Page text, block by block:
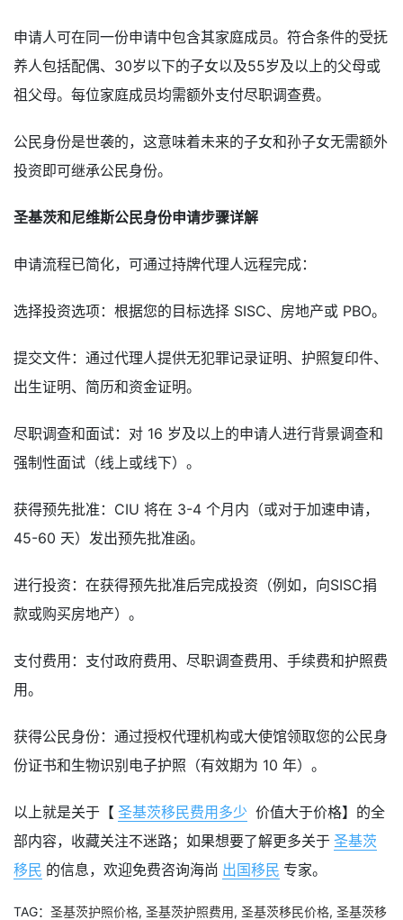
申请人可在同一份申请中包含其家庭成员。符合条件的受抚
养人包括配偶、30岁以下的子女以及55岁及以上的父母或
祖父母。每位家庭成员均需额外支付尽职调查费。
公民身份是世袭的，这意味着未来的子女和孙子女无需额外
投资即可继承公民身份。
圣基茨和尼维斯公民身份申请步骤详解
申请流程已简化，可通过持牌代理人远程完成：
选择投资选项：根据您的目标选择 SISC、房地产或 PBO。
提交文件：通过代理人提供无犯罪记录证明、护照复印件、
出生证明、简历和资金证明。
尽职调查和面试：对 16 岁及以上的申请人进行背景调查和
强制性面试（线上或线下）。
获得预先批准：CIU 将在 3-4 个月内（​​或对于加速申请，
45-60 天）发出预先批准函。
进行投资：在获得预先批准后完成投资（例如，向SISC捐
款或购买房地产）。
支付费用：支付政府费用、尽职调查费用、手续费和护照费
用。
获得公民身份：通过授权代理机构或大使馆领取您的公民身
份证书和生物识别电子护照（有效期为 10 年）。
以上就是关于【 圣基茨移民费用多少 价值大于价格】的全
部内容，收藏关注不迷路；如果想要了解更多关于 圣基茨
移民 的信息，欢迎免费咨询海尚 出国移民 专家。
TAG： 圣基茨护照价格, 圣基茨护照费用, 圣基茨移民价格, 圣基茨移